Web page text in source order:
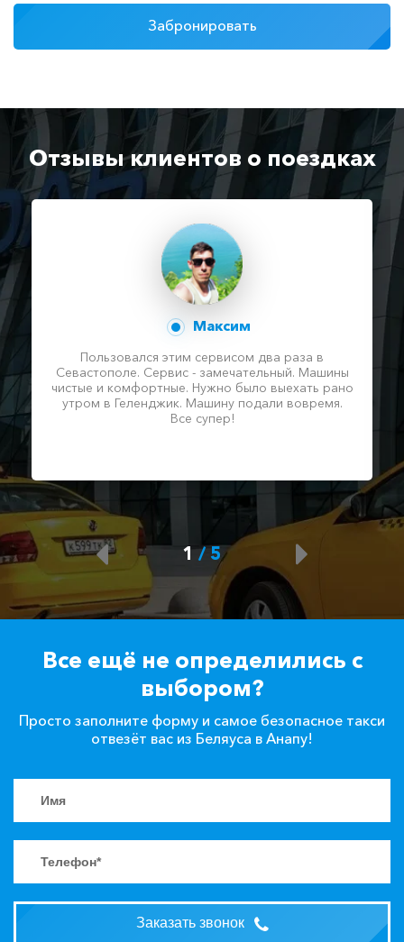
Забронировать
Отзывы клиентов о поездках
Максим
Пользовался этим сервисом два раза в
Севастополе. Сервис - замечательный. Машины
чистые и комфортные. Нужно было выехать рано
утром в Геленджик. Машину подали вовремя.
Все супер!
1/ 5
Все ещё не определились с
выбором?
Просто заполните форму и самое безопасное такси
отвезёт вас из Беляуса в Анапу!
Заказать звонок